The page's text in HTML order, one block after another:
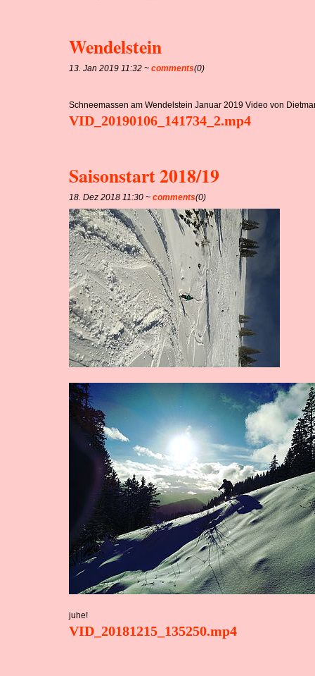
Wendelstein
13. Jan 2019 11:32 ~comments(0)
Schneemassen am Wendelstein Januar 2019 Video von
VID_20190106_141734_2.mp4
Saisonstart 2018/19
18. Dez 2018 11:30 ~comments(0)
juhe!
VID_20181215_135250.mp4